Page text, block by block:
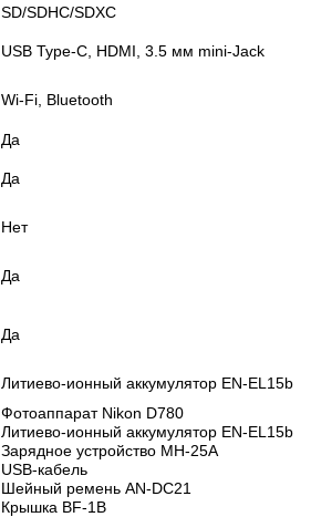
SD/SDHC/SDXC
USB Type-C, HDMI, 3.5 мм mini-Jack
Wi-Fi, Bluetooth
Да
Да
Нет
Да
Да
Литиево-ионный аккумулятор EN-EL15b
Фотоаппарат Nikon D780
Литиево-ионный аккумулятор EN-EL15b
Зарядное устройство MH-25A
USB-кабель
Шейный ремень AN-DC21
Крышка BF-1B